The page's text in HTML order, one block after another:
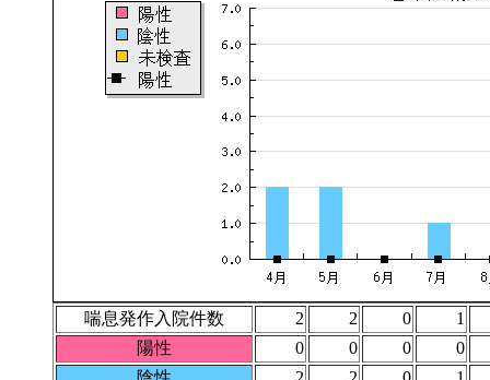
喘息発作入院件数 2 2 0
1
陽性
0 0 0
0